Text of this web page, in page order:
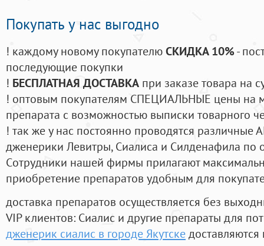
Покупать у нас выгодно
! каждому новому покупателюСКИДКА 10%-
последующие покупки
! БЕСПЛАТНАЯ ДОСТАВКА при заказе товара на
! оптовым покупателям СПЕЦИАЛЬНЫЕ цены на
препарата с возможностью выписки товарного
! так же у нас постоянно проводятся
дженерики Левитры, Сиалиса и Силденафила по
Cотрудники нашей фирмы прилагают
приобретение препаратов удобным для
доставка препаратов осуществляется без
VIP клиентов: Сиалис и другие препараты для
дженерик сиалис в городе Якутскедоставляются